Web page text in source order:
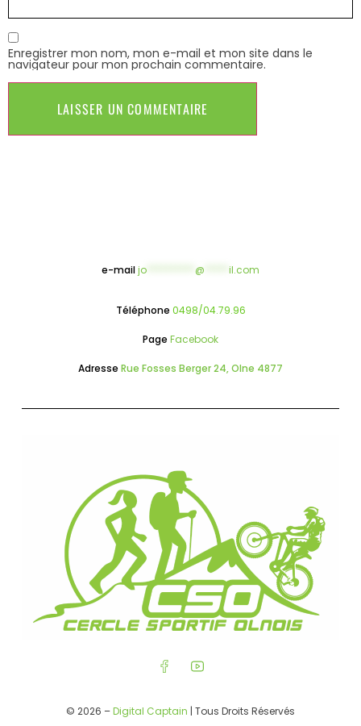
Enregistrer mon nom, mon e-mail et mon site dans le
navigateur pour mon prochain commentaire.
e-mailjo @ il.com
Téléphone 0498/04.79.96
Page Facebook
Adresse Rue Fosses Berger 24, Olne 4877
© 2026 –Digital Captain | Tous Droits Réservés